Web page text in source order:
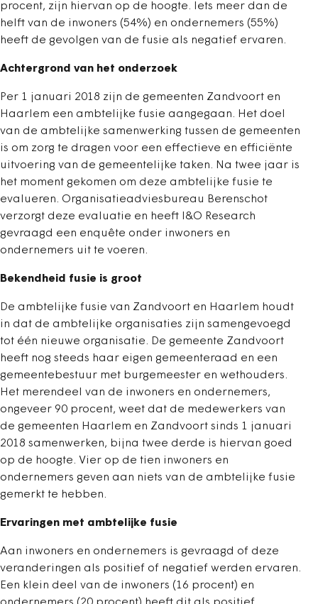
procent, zijn hiervan op de hoogte. Iets meer dan de
helft van de inwoners (54%) en ondernemers (55%)
heeft de gevolgen van de fusie als negatief ervaren.
Achtergrond van het onderzoek
Per 1 januari 2018 zijn de gemeenten Zandvoort en
Haarlem een ambtelijke fusie aangegaan. Het doel
van de ambtelijke samenwerking tussen de gemeenten
is om zorg te dragen voor een effectieve en efficiënte
uitvoering van de gemeentelijke taken. Na twee jaar is
het moment gekomen om deze ambtelijke fusie te
evalueren. Organisatieadviesbureau Berenschot
verzorgt deze evaluatie en heeft I&O Research
gevraagd een enquête onder inwoners en
ondernemers uit te voeren.
Bekendheid fusie is groot
De ambtelijke fusie van Zandvoort en Haarlem houdt
in dat de ambtelijke organisaties zijn samengevoegd
tot één nieuwe organisatie. De gemeente Zandvoort
heeft nog steeds haar eigen gemeenteraad en een
gemeentebestuur met burgemeester en wethouders.
Het merendeel van de inwoners en ondernemers,
ongeveer 90 procent, weet dat de medewerkers van
de gemeenten Haarlem en Zandvoort sinds 1 januari
2018 samenwerken, bijna twee derde is hiervan goed
op de hoogte. Vier op de tien inwoners en
ondernemers geven aan niets van de ambtelijke fusie
gemerkt te hebben.
Ervaringen met ambtelijke fusie
Aan inwoners en ondernemers is gevraagd of deze
veranderingen als positief of negatief werden ervaren.
Een klein deel van de inwoners (16 procent) en